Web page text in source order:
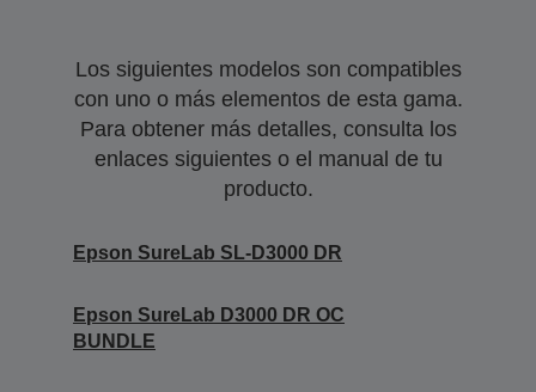
Los siguientes modelos son compatibles
con uno o más elementos de esta gama.
Para obtener más detalles, consulta los
enlaces siguientes o el manual de tu
producto.
Epson SureLab SL-D3000 DR
Epson SureLab D3000 DR OC
BUNDLE